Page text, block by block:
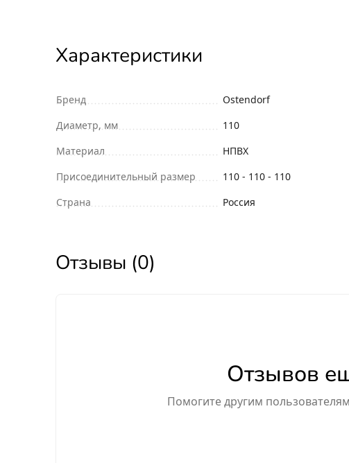
Характеристики
Бренд
Ostendorf
Диаметр, мм
110
Материал
НПВХ
Присоединительный размер
110 - 110 - 110
Страна
Россия
Отзывы (0)
Отзывов
Помогите другим